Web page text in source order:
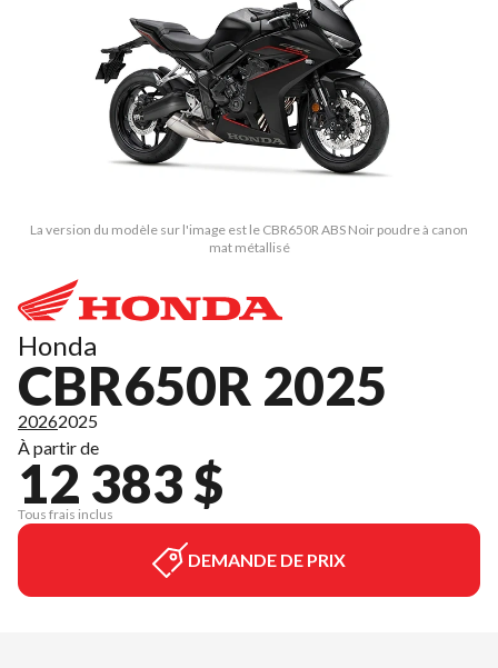
La version du modèle sur l'image est le CBR650R ABS Noir poudre à canon
mat métallisé
Honda
CBR650R 2025
20262025
À partir de
12 383 $
Tous frais inclus
DEMANDE DE PRIX